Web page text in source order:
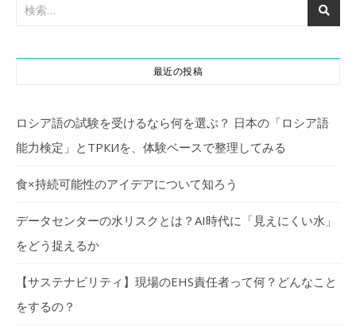
最近の投稿
ロシア語の試験を受けるなら何を選ぶ？ 日本の「ロシア語
能力検定」とТРКИを、体験ベースで整理してみる
食×持続可能性のアイデアについて知ろう
データセンターの水リスクとは？AI時代に「見えにくい水」
をどう捉えるか
【サステナビリティ】現場のEHS責任者って何？どんなこと
をするの？